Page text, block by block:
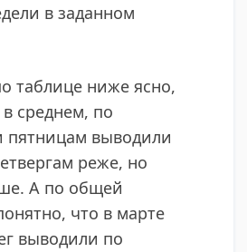
в заданном
таблице ниже ясно,
среднем, по
пятницам выводили
реже, но
А по общей
что в марте
выводили по